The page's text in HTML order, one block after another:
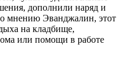
дополнили наряд и
мнению Эванджалин, этот
на кладбище,
или помощи в работе